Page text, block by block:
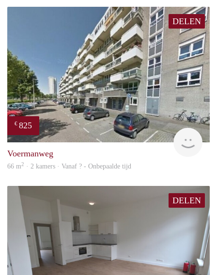
DELEN
€ 825
Voermanweg
66 m2 · 2 kamers · Vanaf ? - Onbepaalde tijd
DELEN